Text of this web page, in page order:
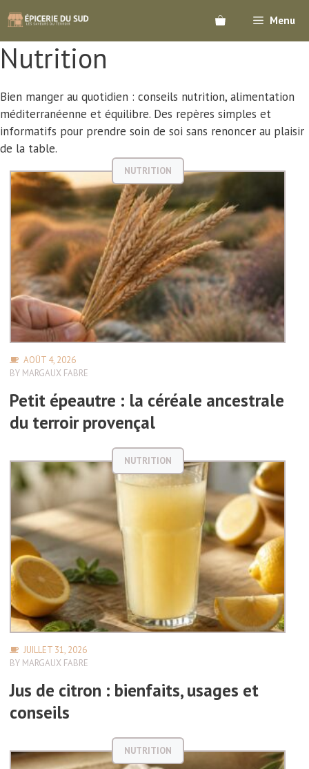
au
contenu
Menu
Nutrition
Bien manger au quotidien : conseils nutrition, alimentation
méditerranéenne et équilibre. Des repères simples et
informatifs pour prendre soin de soi sans renoncer au plaisir
de la table.
NUTRITION
AOÛT 4, 2026
BY MARGAUX FABRE
Petit épeautre : la céréale ancestrale
du terroir provençal
NUTRITION
JUILLET 31, 2026
BY MARGAUX FABRE
Jus de citron : bienfaits, usages et
conseils
NUTRITION